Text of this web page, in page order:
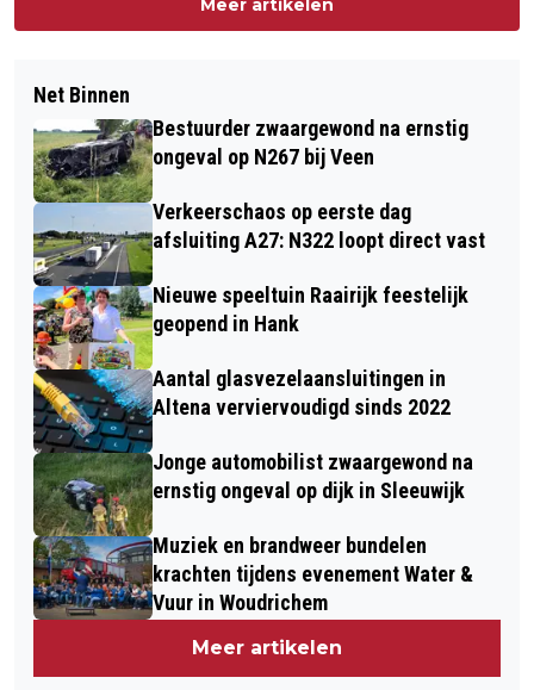
Meer artikelen
Net Binnen
Bestuurder zwaargewond na ernstig
ongeval op N267 bij Veen
Verkeerschaos op eerste dag
afsluiting A27: N322 loopt direct vast
Nieuwe speeltuin Raairijk feestelijk
geopend in Hank
Aantal glasvezelaansluitingen in
Altena verviervoudigd sinds 2022
Jonge automobilist zwaargewond na
ernstig ongeval op dijk in Sleeuwijk
Muziek en brandweer bundelen
krachten tijdens evenement Water &
Vuur in Woudrichem
Meer artikelen